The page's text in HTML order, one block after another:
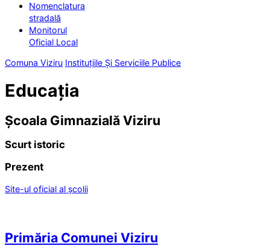
Nomenclatura
stradală
Monitorul
Oficial Local
Comuna Viziru Instituțiile Și Serviciile Publice
Educația
Școala Gimnazială Viziru
Scurt istoric
Prezent
Site-ul oficial al școlii
Primăria Comunei Viziru